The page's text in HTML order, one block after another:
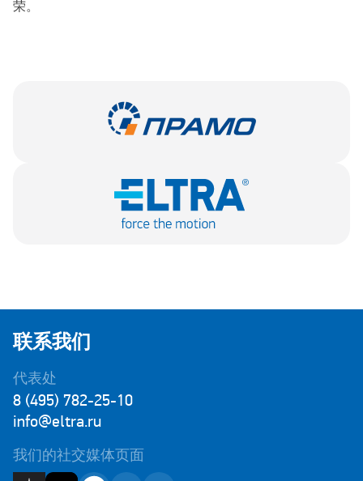
荣。
联系我们
代表处
8 (495) 782-25-10
info@eltra.ru
我们的社交媒体页面